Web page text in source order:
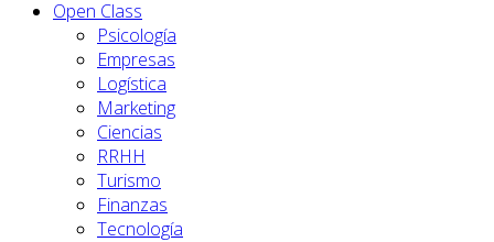
Open Class
Psicología
Empresas
Logística
Marketing
Ciencias
RRHH
Turismo
Finanzas
Tecnología